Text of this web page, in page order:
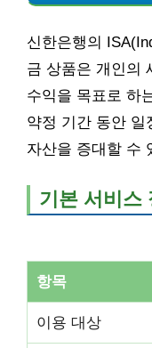
신한은행의
금 상품은 개인의
수익을 목표로 하
약정 기간 동안 일
자산을 증대할 수
기본 서비스
항목
이용 대상